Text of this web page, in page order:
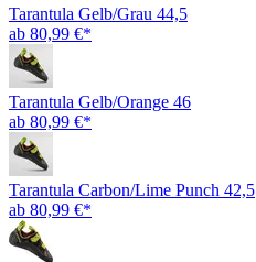
Tarantula Gelb/Grau 44,5
ab 80,99 €*
Tarantula Gelb/Orange 46
ab 80,99 €*
Tarantula Carbon/Lime Punch 42,5
ab 80,99 €*